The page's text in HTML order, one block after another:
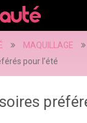
MAQUILLAGE
pour l’été